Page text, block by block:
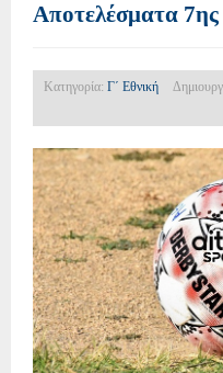
Αποτελέσματα 7ης
Κατηγορία: Γ΄ Εθνική